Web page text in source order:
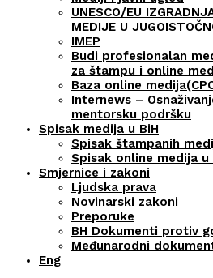
UNESCO/EU
MEDIJE U
IMEP
Budi profesionalan
za štampu i online
Baza online
Internews –
mentorsku podršku
Spisak medija u BiH
Spisak štampanih
Spisak online medija u
Smjernice i zakoni
Ljudska prava
Novinarski zakoni
Preporuke
BH Dokumenti protiv
Međunarodni
Eng